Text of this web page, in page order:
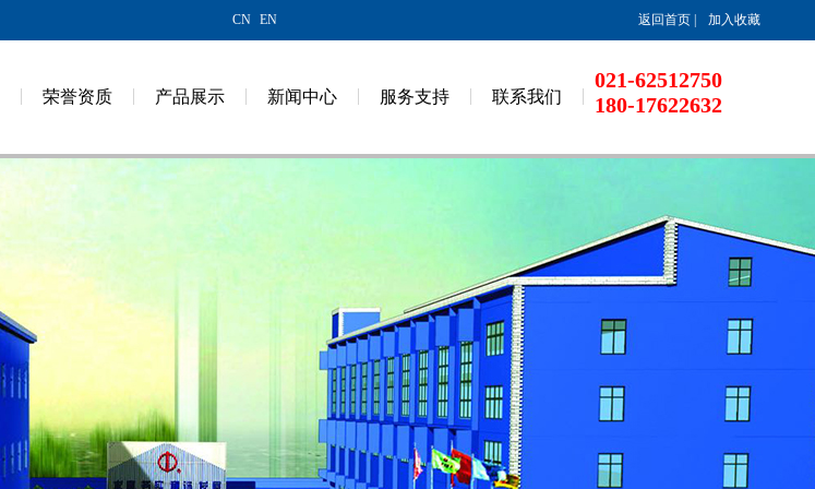
返回首页 加入收藏
CN EN
荣誉资质 产品展示 新闻中心 服务支持 联系我们
021-62512750
180-17622632